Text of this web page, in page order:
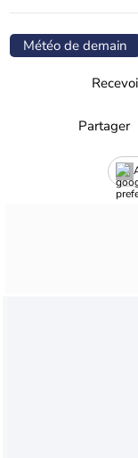
Météo de demain
Partager